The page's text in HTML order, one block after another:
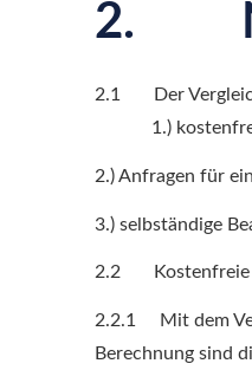
2.
2.1 Der
1.) kostenfreie
2.) Anfragen für
3.) selbständige
2.2 Kostenfreie
2.2.1 Mit dem
Berechnung sind